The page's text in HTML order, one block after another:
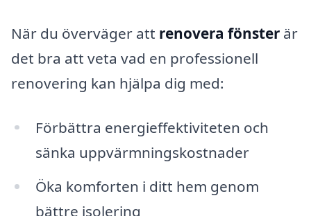
När du överväger att renovera fönster är
det bra att veta vad en professionell
renovering kan hjälpa dig med:
Förbättra energieffektiviteten och
sänka uppvärmningskostnader
Öka komforten i ditt hem genom
bättre isolering